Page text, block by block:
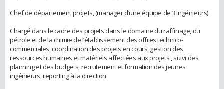
Chef de département projets, (manager d’une équipe de 3 Ingénieurs)
Chargé dans le cadre des projets dans le domaine du raffinage, du
pétrole et de la chimie de l’établissement des offres technico-
commerciales, coordination des projets en cours, gestion des
ressources humaines et matériels affectées aux projets , suivi des
planning et des budgets, recrutement et formation des jeunes
ingénieurs, reporting à la direction.